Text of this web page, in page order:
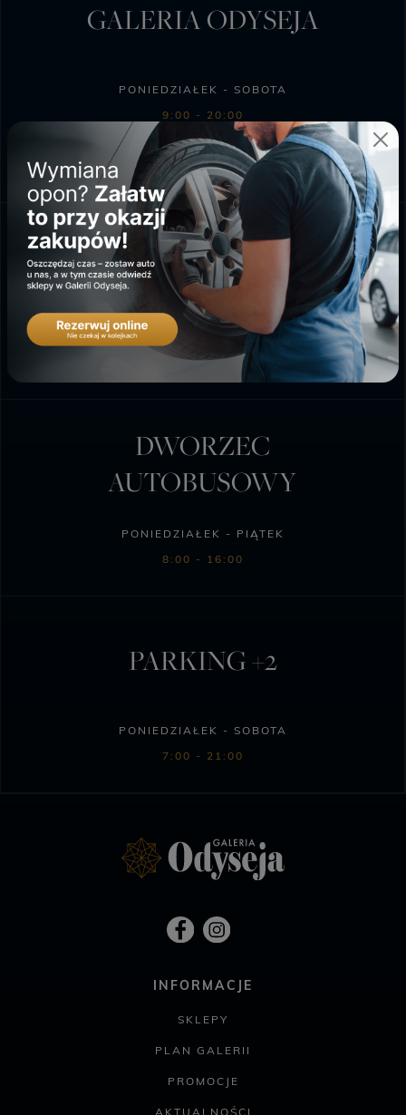
GALERIA ODYSEJA
PONIEDZIAŁEK - SOBOTA
9:00 - 20:00
NIEDZIELA HANDLOWA
10:00 - 18:00
SKLEP BIEDRONKA
PONIEDZIAŁEK - SOBOTA
6:00 - 23:00
DWORZEC
AUTOBUSOWY
PONIEDZIAŁEK - PIĄTEK
8:00 - 16:00
PARKING +2
PONIEDZIAŁEK - SOBOTA
7:00 - 21:00
INFORMACJE
SKLEPY
PLAN GALERII
PROMOCJE